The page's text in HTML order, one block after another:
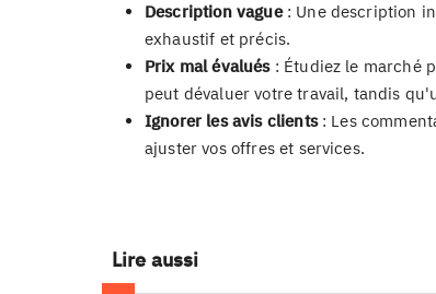
Description vague: Une description
exhaustif et précis.
Prix mal évalués: Étudiez le marché
peut dévaluer votre travail, tandis
Ignorer les avis clients: Les
ajuster vos offres et services.
Lire aussi